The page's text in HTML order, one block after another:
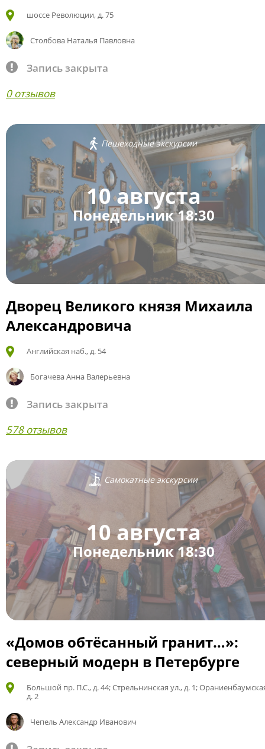
шоссе Революции, д. 75
Столбова Наталья Павловна
Запись закрыта
0 отзывов
Пешеходные экскурсии
10 августа
Понедельник 18:30
Дворец Великого князя Михаила
Александровича
Английская наб., д. 54
Богачева Анна Валерьевна
Запись закрыта
578 отзывов
Самокатные экскурсии
10 августа
Понедельник 18:30
«Домов обтёсанный гранит…»:
северный модерн в Петербурге
Большой пр. П.С., д. 44; Стрельнинская ул., д. 1;
д. 2
Чепель Александр Иванович